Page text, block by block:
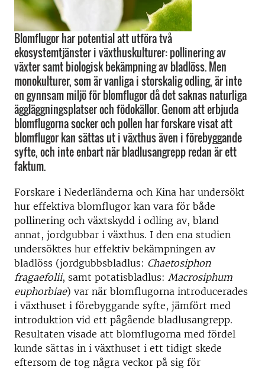
Blomflugor har potential att utföra två
ekosystemtjänster i växthuskulturer: pollinering av
växter samt biologisk bekämpning av bladlöss. Men
monokulturer, som är vanliga i storskalig odling, är inte
en gynnsam miljö för blomflugor då det saknas naturliga
äggläggningsplatser och födokällor. Genom att erbjuda
blomflugorna socker och pollen har forskare visat att
blomflugor kan sättas ut i växthus även i förebyggande
syfte, och inte enbart när bladlusangrepp redan är ett
faktum.
Forskare i Nederländerna och Kina har undersökt
hur effektiva blomflugor kan vara för både
pollinering och växtskydd i odling av, bland
annat, jordgubbar i växthus. I den ena studien
undersöktes hur effektiv bekämpningen av
bladlöss (jordgubbsbladlus: Chaetosiphon
fragaefolii, samt potatisbladlus: Macrosiphum
euphorbiae) var när blomflugorna introducerades
i växthuset i förebyggande syfte, jämfört med
introduktion vid ett pågående bladlusangrepp.
Resultaten visade att blomflugorna med fördel
kunde sättas in i växthuset i ett tidigt skede
eftersom de tog några veckor på sig för